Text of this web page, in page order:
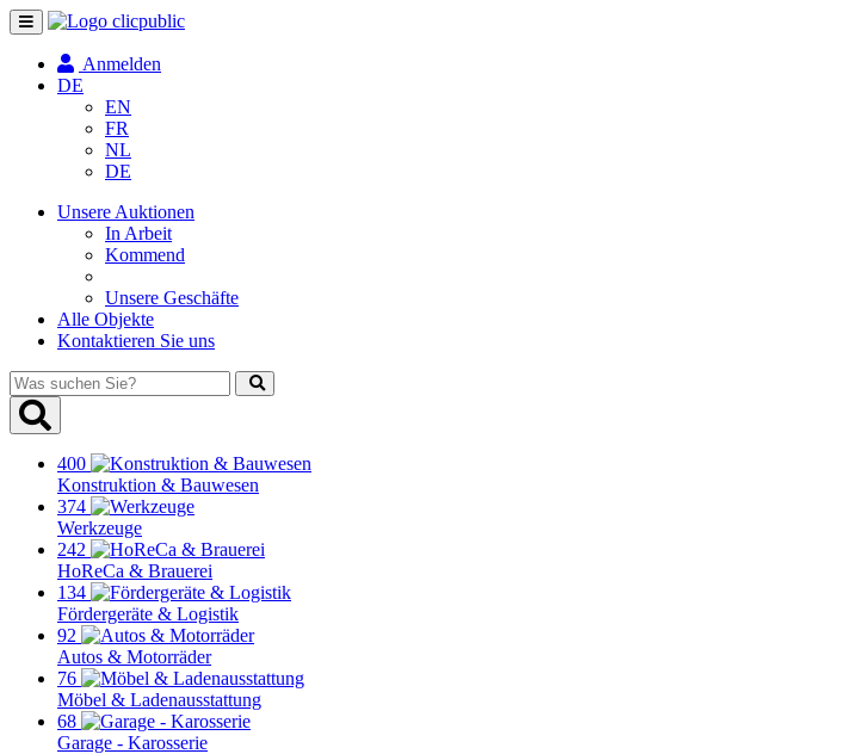
Navigation
umschalten
Anmelden
DE
EN
FR
NL
DE
Unsere Auktionen
In Arbeit
Kommend
Unsere Geschäfte
Alle Objekte
Kontaktieren Sie uns
Was
suchen
Sie?
400
Konstruktion & Bauwesen
374
Werkzeuge
242
HoReCa & Brauerei
134
Fördergeräte & Logistik
92
Autos & Motorräder
76
Möbel & Ladenausstattung
68
Garage - Karosserie